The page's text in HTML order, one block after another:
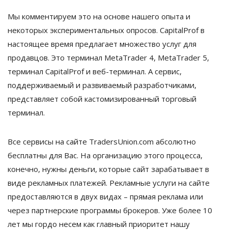
Мы комментируем это на основе нашего опыта и
некоторых экспериментальных опросов. CapitalProf в
настоящее время предлагает множество услуг для
продавцов. Это терминал MetaTrader 4, MetaTrader 5,
терминал CapitalProf и веб-терминал. А сервис,
поддерживаемый и развиваемый разработчиками,
представляет собой кастомизированный торговый
терминал.
Все сервисы на сайте TradersUnion.com абсолютно
бесплатны для Вас. На организацию этого процесса,
конечно, нужны деньги, которые сайт зарабатывает в
виде рекламных платежей. Рекламные услуги на сайте
предоставляются в двух видах – прямая реклама или
через партнерские программы брокеров. Уже более 10
лет мы гордо несем как главный приоритет нашу